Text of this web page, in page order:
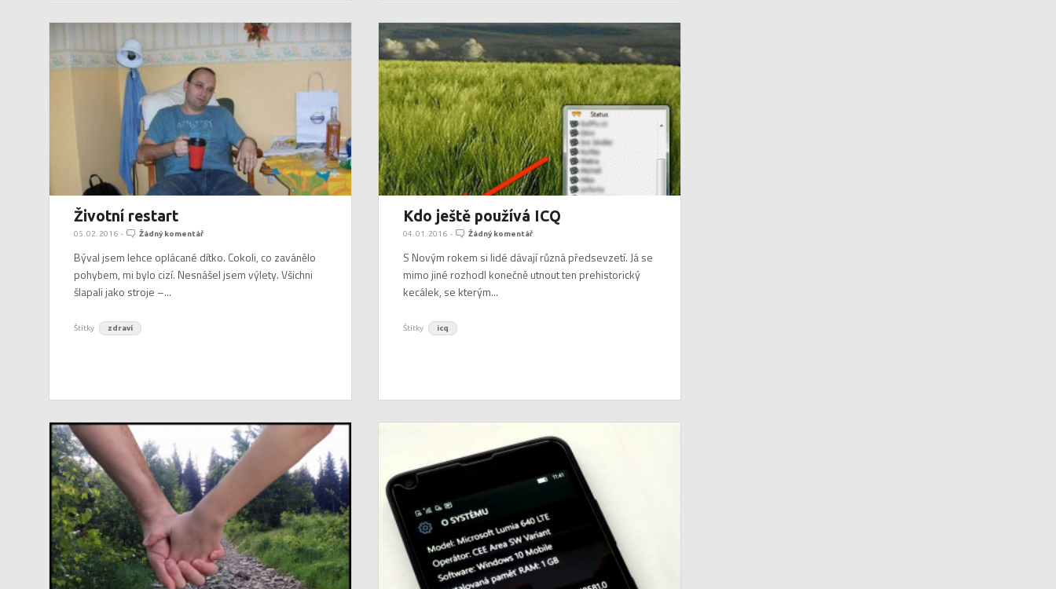
Životní restart
05. 02. 2016- Žádný komentář
Býval jsem lehce oplácané dítko. Cokoli, co zavánělo
pohybem, mi bylo cizí. Nesnášel jsem výlety. Všichni
šlapali jako stroje –...
Štítky zdraví
Kdo ještě používá ICQ
04. 01. 2016- Žádný komentář
S Novým rokem si lidé dávají různá předsevzetí. Já se
mimo jiné rozhodl konečně utnout ten prehistorický
kecálek, se kterým...
Štítky icq